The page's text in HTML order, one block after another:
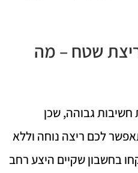
ריצת שטח – מה
גבוהה, שכן
לכם ריצה נוחה וללא
בחשבון שקיים היצע רחב